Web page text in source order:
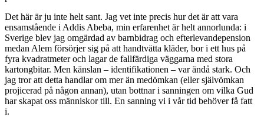
Det här är ju inte helt sant. Jag vet inte precis hur det är att vara
ensamstående i Addis Abeba, min erfarenhet är helt annorlunda: i
Sverige blev jag omgärdad av barnbidrag och efterlevandepension
medan Alem försörjer sig på att handtvätta kläder, bor i ett hus på
fyra kvadratmeter och lagar de fallfärdiga väggarna med stora
kartongbitar. Men känslan – identifikationen – var ändå stark. Och
jag tror att detta handlar om mer än medömkan (eller självömkan
projicerad på någon annan), utan bottnar i sanningen om vilka Gud
har skapat oss människor till. En sanning vi i vår tid behöver få fatt
i.